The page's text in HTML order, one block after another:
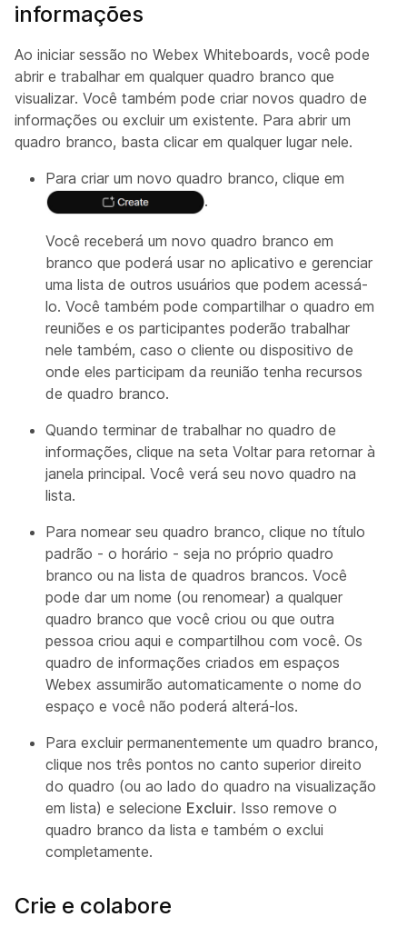
informações
Ao iniciar sessão no Webex Whiteboards, você pode
abrir e trabalhar em qualquer quadro branco que
visualizar. Você também pode criar novos quadro de
informações ou excluir um existente. Para abrir um
quadro branco, basta clicar em qualquer lugar nele.
Para criar um novo quadro branco, clique em
.
Você receberá um novo quadro branco em
branco que poderá usar no aplicativo e gerenciar
uma lista de outros usuários que podem acessá-
lo. Você também pode compartilhar o quadro em
reuniões e os participantes poderão trabalhar
nele também, caso o cliente ou dispositivo de
onde eles participam da reunião tenha recursos
de quadro branco.
Quando terminar de trabalhar no quadro de
informações, clique na seta Voltar para retornar à
janela principal. Você verá seu novo quadro na
lista.
Para nomear seu quadro branco, clique no título
padrão - o horário - seja no próprio quadro
branco ou na lista de quadros brancos. Você
pode dar um nome (ou renomear) a qualquer
quadro branco que você criou ou que outra
pessoa criou aqui e compartilhou com você. Os
quadro de informações criados em espaços
Webex assumirão automaticamente o nome do
espaço e você não poderá alterá-los.
Para excluir permanentemente um quadro branco,
clique nos três pontos no canto superior direito
do quadro (ou ao lado do quadro na visualização
em lista) e selecione Excluir. Isso remove o
quadro branco da lista e também o exclui
completamente.
Crie e colabore